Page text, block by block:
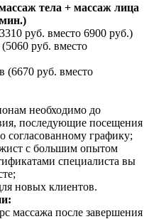
тела + массаж лица
руб. вместо 6900 руб.)
руб. вместо
(6670 руб. вместо
необходимо до
последующие посещения
согласованному графику;
с большим опытом
специалиста вы
новых клиентов.
массажа после завершения